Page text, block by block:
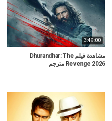
3:49:00
مشاهدة فيلم Dhurandhar: The
Revenge 2026 مترجم